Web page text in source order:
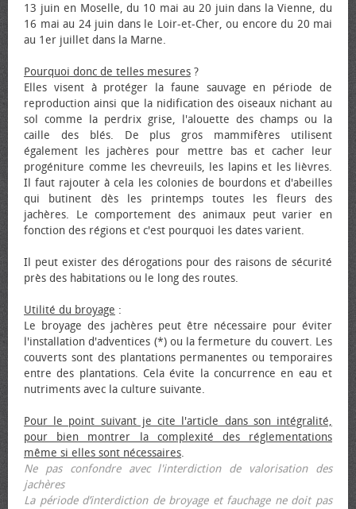
13 juin en Moselle, du 10 mai au 20 juin dans la Vienne, du
16 mai au 24 juin dans le Loir-et-Cher, ou encore du 20 mai
au 1er juillet dans la Marne.
Pourquoi donc de telles mesures ?
Elles visent à protéger la faune sauvage en période de
reproduction ainsi que la nidification des oiseaux nichant au
sol comme la perdrix grise, l'alouette des champs ou la
caille des blés. De plus gros mammifères utilisent
également les jachères pour mettre bas et cacher leur
progéniture comme les chevreuils, les lapins et les lièvres.
Il faut rajouter à cela les colonies de bourdons et d'abeilles
qui butinent dès les printemps toutes les fleurs des
jachères. Le comportement des animaux peut varier en
fonction des régions et c'est pourquoi les dates varient.
Il peut exister des dérogations pour des raisons de sécurité
près des habitations ou le long des routes.
Utilité du broyage :
Le broyage des jachères peut être nécessaire pour éviter
l'installation d'adventices (*) ou la fermeture du couvert. Les
couverts sont des plantations permanentes ou temporaires
entre des plantations. Cela évite la concurrence en eau et
nutriments avec la culture suivante.
Pour le point suivant je cite l'article dans son intégralité,
pour bien montrer la complexité des réglementations
même si elles sont nécessaires.
Ne pas confondre avec l'interdiction de valorisation des
jachères
La période d’interdiction de broyage et fauchage ne doit pas